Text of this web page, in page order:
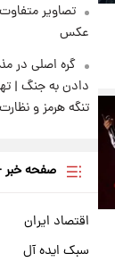
تصاویر
عکس
گره اصلی در
دادن به جنگ |
تنگه هرمز و
صفحه
اقتصاد ایران
سبک ایده آل